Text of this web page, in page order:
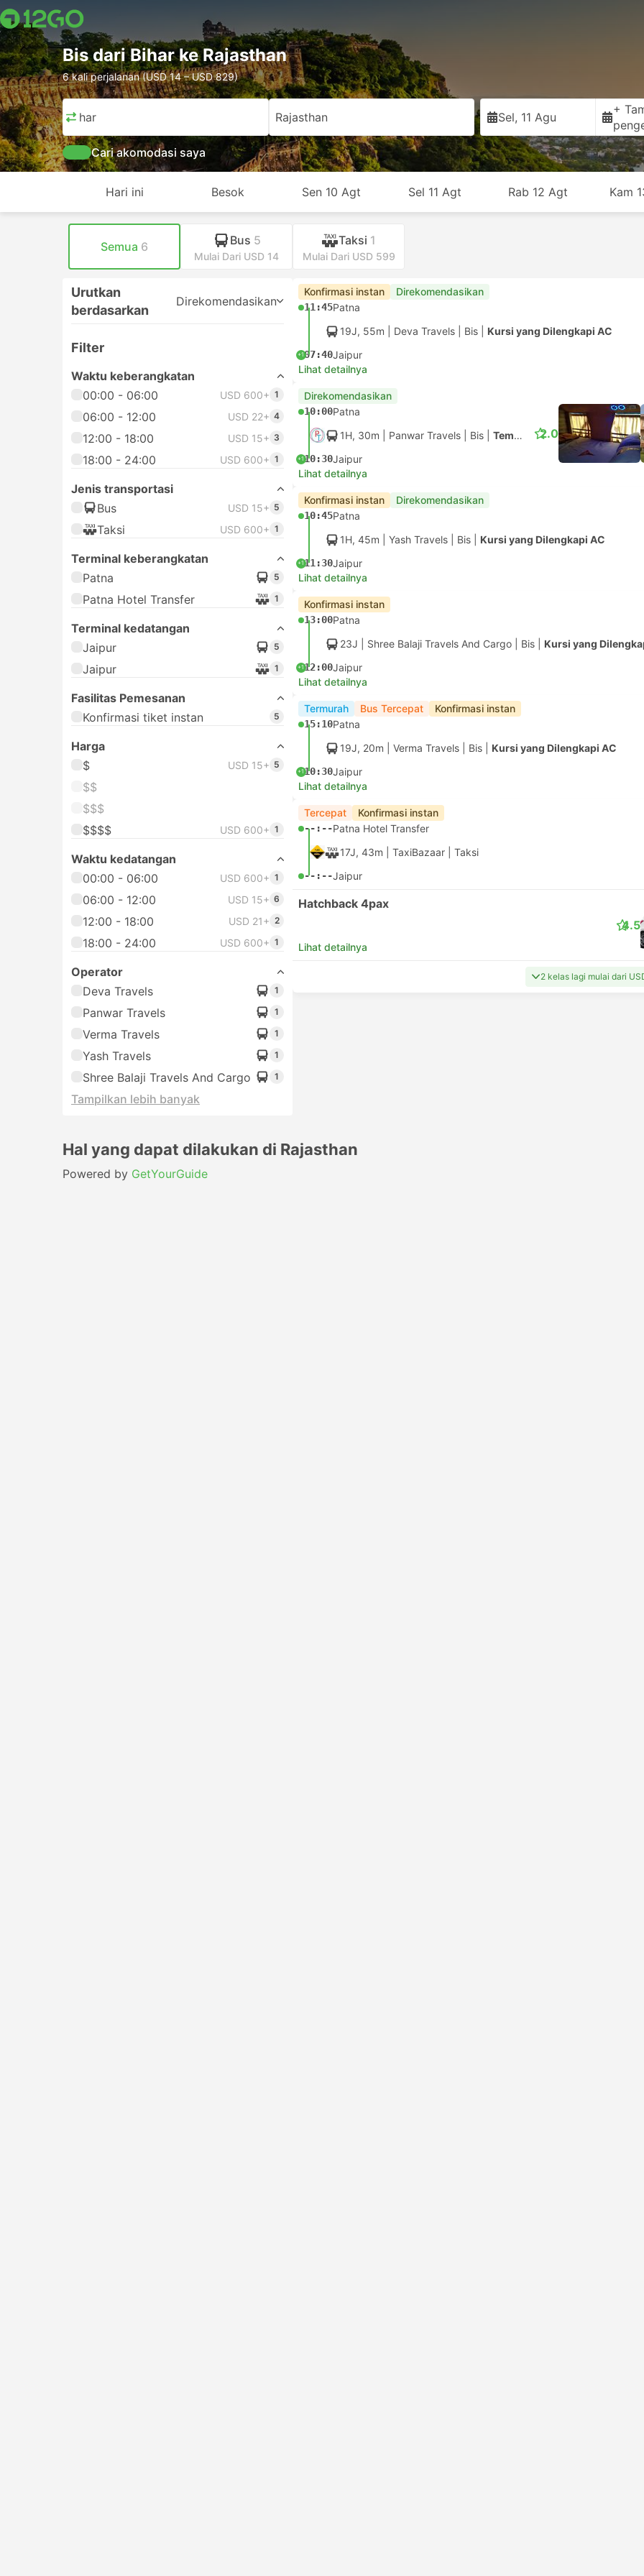
Bis dari Bihar ke Rajasthan
6 kali perjalanan (USD 14 – USD 829)
Bihar Rajasthan Sel, 11 Agu
+
Cari akomodasi saya
Hari ini Besok Sen 10 Agt Sel 11 Agt Rab 12 Agt Kam
Semua 6 Bus 5
Mulai Dari USD 14
Taksi 1
Mulai Dari USD 599
Urutkan
berdasarkan
Direkomendasikan
Filter
Waktu keberangkatan
00:00 - 06:00
USD 600+ 1
06:00 - 12:00 USD 22+ 4
12:00 - 18:00 USD 15+ 3
18:00 - 24:00 USD 600+ 1
Jenis transportasi
Bus
USD 15+ 5
Taksi USD 600+ 1
Terminal keberangkatan
Patna
5
Patna Hotel Transfer 1
Terminal kedatangan
Jaipur
5
Jaipur 1
Fasilitas Pemesanan
Konfirmasi tiket instan
5
Harga
$
USD 15+ 5
$$
$$$
$$$$
USD 600+ 1
Waktu kedatangan
00:00 - 06:00
USD 600+ 1
06:00 - 12:00 USD 15+ 6
12:00 - 18:00 USD 21+ 2
18:00 - 24:00 USD 600+ 1
Operator
Deva Travels
1
Panwar Travels 1
Verma Travels 1
Yash Travels 1
Shree Balaji Travels And Cargo 1
Tampilkan lebih banyak
Konfirmasi instan Direkomendasikan
11:45Patna
19J, 55m | Deva Travels Bis Kursi yang Dilengkapi AC
+107:40Jaipur
Lihat detailnya
Direkomendasikan
10:00Patna
1H, 30m | Panwar Travels Bis Tempat tidur berAC
+110:30Jaipur
2.0
Lihat detailnya
Konfirmasi instan Direkomendasikan
10:45Patna
1H, 45m | Yash Travels Bis Kursi yang Dilengkapi AC
+111:30Jaipur
Lihat detailnya
Konfirmasi instan
13:00Patna
23J | Shree Balaji Travels And Cargo Bis Kursi yang
+112:00Jaipur
Lihat detailnya
Termurah Bus Tercepat Konfirmasi instan
15:10Patna
19J, 20m | Verma Travels Bis Kursi yang Dilengkapi AC
+110:30Jaipur
Lihat detailnya
Tercepat Konfirmasi instan
--:--Patna Hotel Transfer
17J, 43m | TaxiBazaar Taksi
--:--Jaipur
Hatchback 4pax
Lihat detailnya
4.5
2 kelas lagi mulai dari
Hal yang dapat dilakukan di Rajasthan
Powered by GetYourGuide